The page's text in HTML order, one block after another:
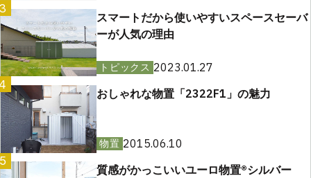
スマートだから使いやすいスペースセーバ
ーが人気の理由
トピックス 2023.01.27
おしゃれな物置「2322F1」の魅力
物置 2015.06.10
質感がかっこいいユーロ物置®︎シルバー